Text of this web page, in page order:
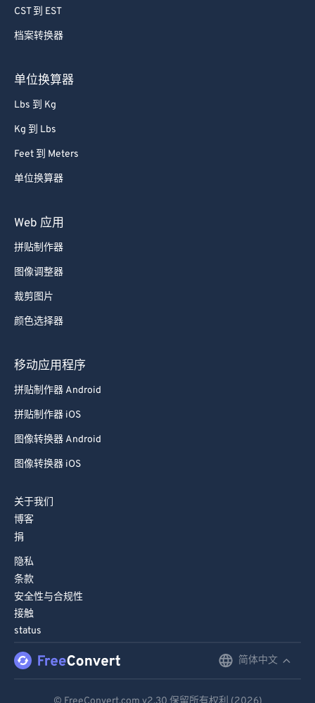
CST 到 EST
档案转换器
单位换算器
Lbs 到 Kg
Kg 到 Lbs
Feet 到 Meters
单位换算器
Web 应用
拼贴制作器
图像调整器
裁剪图片
颜色选择器
移动应用程序
拼贴制作器 Android
拼贴制作器 iOS
图像转换器 Android
图像转换器 iOS
关于我们
博客
捐
隐私
条款
安全性与合规性
接触
status
简体中文